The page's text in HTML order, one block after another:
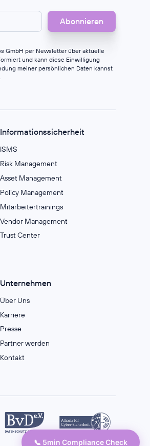
GmbH per Newsletter über aktuelle
und kann diese Einwilligung
meiner persönlichen Daten kannst
Informationssicherheit
ISMS
Risk Management
Asset Management
Policy Management
Mitarbeitertrainings
Vendor Management
Trust Center
Unternehmen
Über Uns
Karriere
Presse
Partner werden
Kontakt
📞 5min Compliance Check